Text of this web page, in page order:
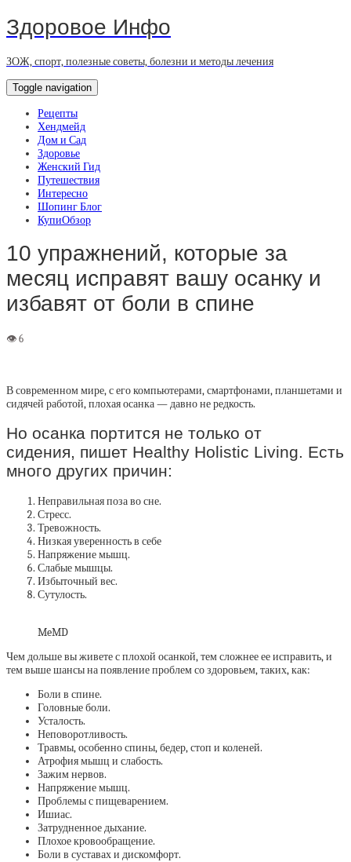
Здоровое Инфо
ЗОЖ, спорт, полезные советы, болезни и методы лечения
Toggle navigation
Рецепты
Хендмейд
Дом и Сад
Здоровье
Женский Гид
Путешествия
Интересно
Шопинг Блог
КупиОбзор
10 упражнений, которые за
месяц исправят вашу осанку и
избавят от боли в спине
В современном мире, с его компьютерами, смартфонами, планшетами и
сидячей работой, плохая осанка — давно не редкость.
Но осанка портится не только от
сидения, пишет Healthy Holistic Living. Есть
много других причин:
Неправильная поза во сне.
Стресс.
Тревожность.
Низкая уверенность в себе
Напряжение мышц.
Слабые мышцы.
Избыточный вес.
Сутулость.
MeMD
Чем дольше вы живете с плохой осанкой, тем сложнее ее исправить, и
тем выше шансы на появление проблем со здоровьем, таких, как:
Боли в спине.
Головные боли.
Усталость.
Неповоротливость.
Травмы, особенно спины, бедер, стоп и коленей.
Атрофия мышц и слабость.
Зажим нервов.
Напряжение мышц.
Проблемы с пищеварением.
Ишиас.
Затрудненное дыхание.
Плохое кровообращение.
Боли в суставах и дискомфорт.